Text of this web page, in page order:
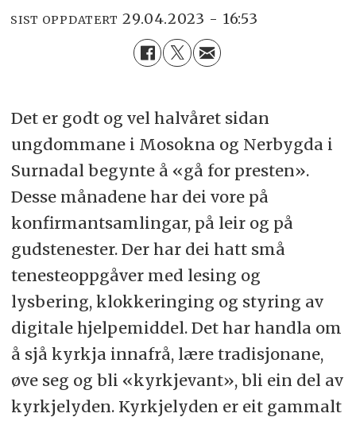
SIST OPPDATERT 29.04.2023 - 16:53
Det er godt og vel halvåret sidan
ungdommane i Mosokna og Nerbygda i
Surnadal begynte å «gå for presten».
Desse månadene har dei vore på
konfirmantsamlingar, på leir og på
gudstenester. Der har dei hatt små
tenesteoppgåver med lesing og
lysbering, klokkeringing og styring av
digitale hjelpemiddel. Det har handla om
å sjå kyrkja innafrå, lære tradisjonane,
øve seg og bli «kyrkjevant», bli ein del av
kyrkjelyden. Kyrkjelyden er eit gammalt